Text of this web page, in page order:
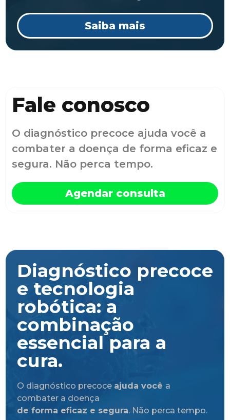
Saiba mais
Fale conosco
O diagnóstico precoce ajuda você a
combater a doença de forma eficaz e
segura. Não perca tempo.
Agendar consulta
Diagnóstico precoce
e tecnologia
robótica: a
combinação
essencial para a
cura.
O diagnóstico precoce ajuda você a
combater a doença
de forma eficaz e segura. Não perca tempo.